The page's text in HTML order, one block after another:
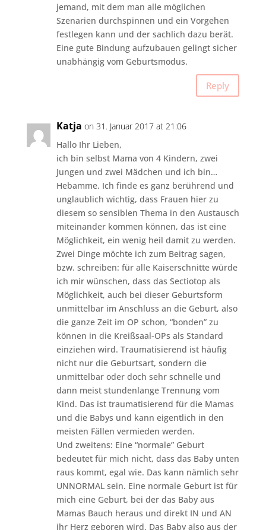
jemand, mit dem man alle möglichen
Szenarien durchspinnen und ein Vorgehen
festlegen kann und der sachlich dazu berät.
Eine gute Bindung aufzubauen gelingt sicher
unabhängig vom Geburtsmodus.
Reply
Katja on 31. Januar 2017 at 21:06
Hallo Ihr Lieben,
ich bin selbst Mama von 4 Kindern, zwei
Jungen und zwei Mädchen und ich bin…
Hebamme. Ich finde es ganz berührend und
unglaublich wichtig, dass Frauen hier zu
diesem so sensiblen Thema in den Austausch
miteinander kommen können, das ist eine
Möglichkeit, ein wenig heil damit zu werden.
Zwei Dinge möchte ich zum Beitrag sagen,
bzw. schreiben: für alle Kaiserschnitte würde
ich mir wünschen, dass das Sectiotop als
Möglichkeit, auch bei dieser Geburtsform
unmittelbar im Anschluss an die Geburt, also
die ganze Zeit im OP schon, “bonden” zu
können in die Kreißsaal-OPs als Standard
einziehen wird. Traumatisierend ist häufig
nicht nur die Geburtsart, sondern die
unmittelbar oder doch sehr schnelle und
dann meist stundenlange Trennung vom
Kind. Das ist traumatisierend für die Mamas
und die Babys und kann eigentlich in den
meisten Fällen vermieden werden.
Und zweitens: Eine “normale” Geburt
bedeutet für mich nicht, dass das Baby unten
raus kommt, egal wie. Das kann nämlich sehr
UNNORMAL sein. Eine normale Geburt ist für
mich eine Geburt, bei der das Baby aus
Mamas Bauch heraus und direkt IN und AN
ihr Herz geboren wird. Das Baby also aus der